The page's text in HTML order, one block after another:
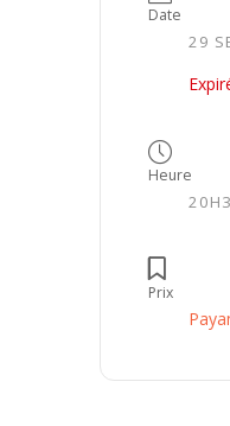
Date
29
Heure
Prix